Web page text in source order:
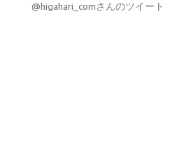
@higahari_comさんのツイート